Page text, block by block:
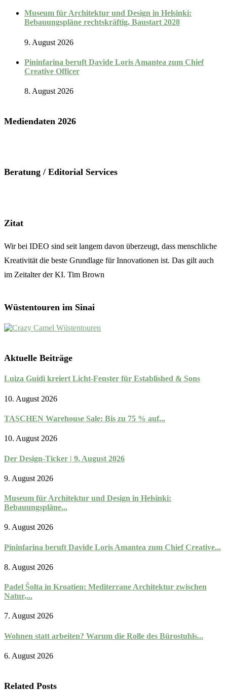
Museum für Architektur und Design in Helsinki:
Bebauungspläne rechtskräftig, Baustart 2028
9. August 2026
Pininfarina beruft Davide Loris Amantea zum Chief
Creative Officer
8. August 2026
Mediendaten 2026
Beratung / Editorial Services
Zitat
Wir bei IDEO sind seit langem davon überzeugt, dass menschliche
Kreativität die beste Grundlage für Innovationen ist. Das gilt auch
im Zeitalter der KI. Tim Brown
Wüstentouren im Sinai
Aktuelle Beiträge
Luiza Guidi kreiert Licht-Fenster für Established & Sons
10. August 2026
TASCHEN Warehouse Sale: Bis zu 75 % auf...
10. August 2026
Der Design-Ticker | 9. August 2026
9. August 2026
Museum für Architektur und Design in Helsinki:
Bebauungspläne...
9. August 2026
Pininfarina beruft Davide Loris Amantea zum Chief Creative...
8. August 2026
Padel Šolta in Kroatien: Mediterrane Architektur zwischen
Natur,...
7. August 2026
Wohnen statt arbeiten? Warum die Rolle des Bürostuhls...
6. August 2026
Related Posts